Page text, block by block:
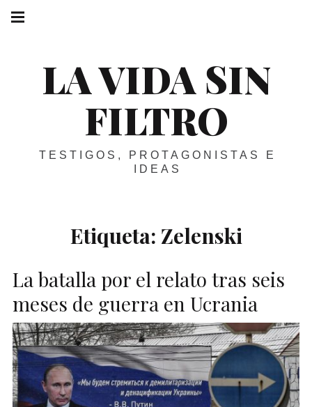
Skip
LA VIDA SIN
FILTRO
TESTIGOS, PROTAGONISTAS E
IDEAS
navigation
Etiqueta: Zelenski
La batalla por el relato tras seis
meses de guerra en Ucrania